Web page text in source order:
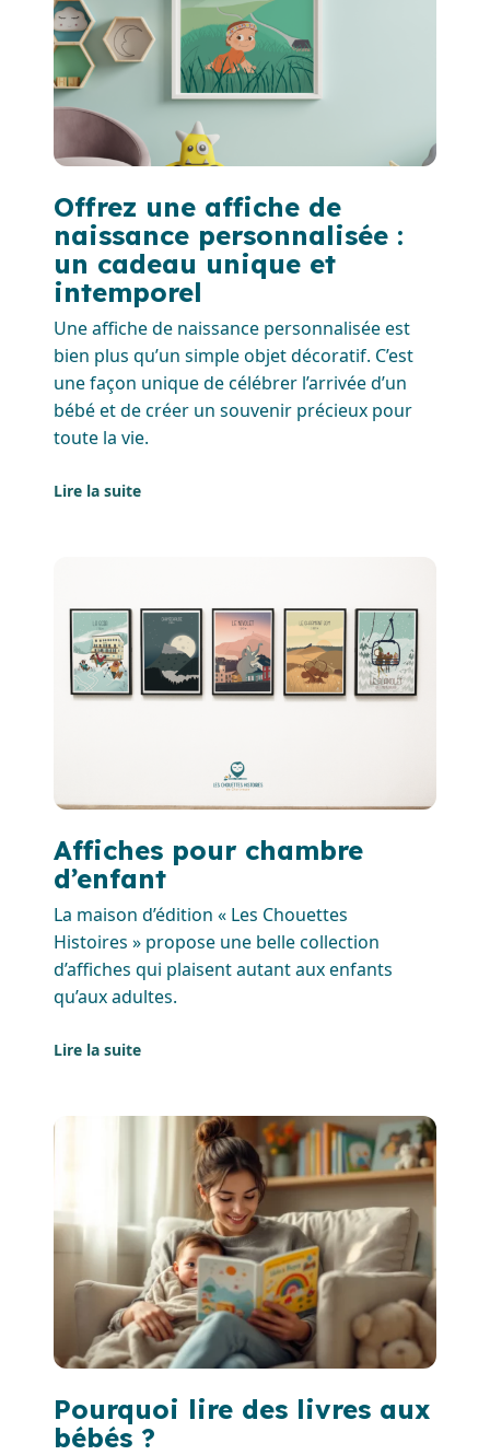
Offrez une affiche de
naissance personnalisée :
un cadeau unique et
intemporel
Une affiche de naissance personnalisée est
bien plus qu’un simple objet décoratif. C’est
une façon unique de célébrer l’arrivée d’un
bébé et de créer un souvenir précieux pour
toute la vie.
Lire la suite
Affiches pour chambre
d’enfant
La maison d’édition « Les Chouettes
Histoires » propose une belle collection
d’affiches qui plaisent autant aux enfants
qu’aux adultes.
Lire la suite
Pourquoi lire des livres aux
bébés​ ?